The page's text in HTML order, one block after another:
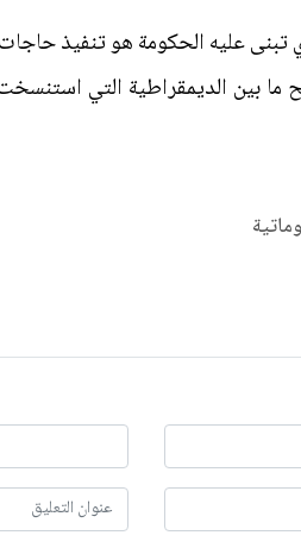
عليه الحكومة هو تنفيذ
بين الديمقراطية التي